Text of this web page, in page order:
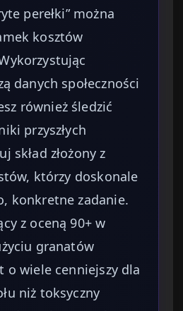
perełki” można
kosztów
danych społeczności
również śledzić
przyszłych
skład złożony z
którzy doskonale
konkretne zadanie.
z oceną 90+ w
granatów
o wiele cenniejszy dla
niż toksyczny